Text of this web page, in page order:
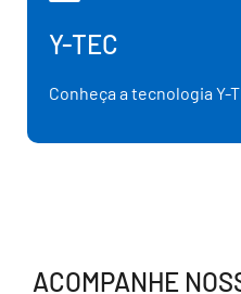
Y-TEC
Conheça a tecnologia Y-
ACOMPANHE